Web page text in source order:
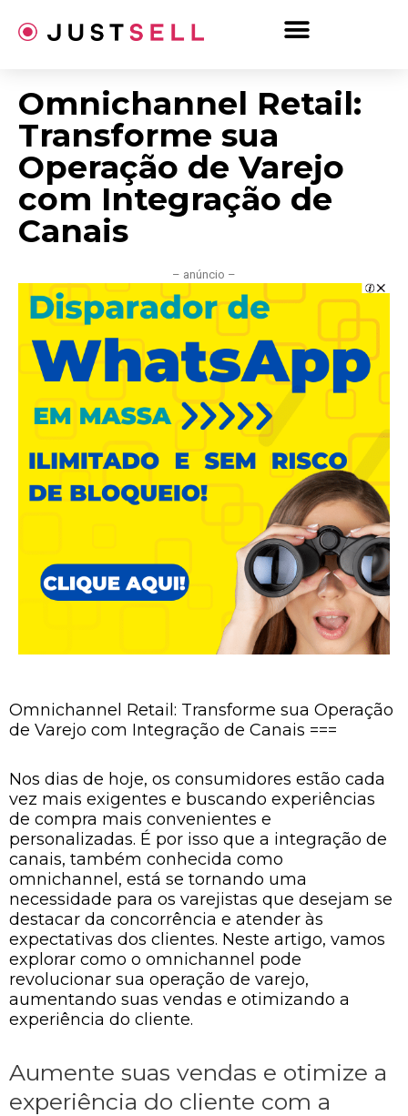
para
Omnichannel Retail:
Transforme sua
Operação de Varejo
com Integração de
Canais
– anúncio –
Omnichannel Retail: Transforme sua Operação
de Varejo com Integração de Canais ===
Nos dias de hoje, os consumidores estão cada
vez mais exigentes e buscando experiências
de compra mais convenientes e
personalizadas. É por isso que a integração de
canais, também conhecida como
omnichannel, está se tornando uma
necessidade para os varejistas que desejam se
destacar da concorrência e atender às
expectativas dos clientes. Neste artigo, vamos
explorar como o omnichannel pode
revolucionar sua operação de varejo,
aumentando suas vendas e otimizando a
experiência do cliente.
Aumente suas vendas e otimize a
experiência do cliente com a